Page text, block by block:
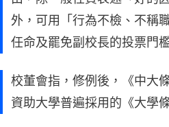
外，可用「行為不檢、不稱
任命及罷免副校長的投票門
校董會指，修例後，《中大
資助大學普遍採用的《大學